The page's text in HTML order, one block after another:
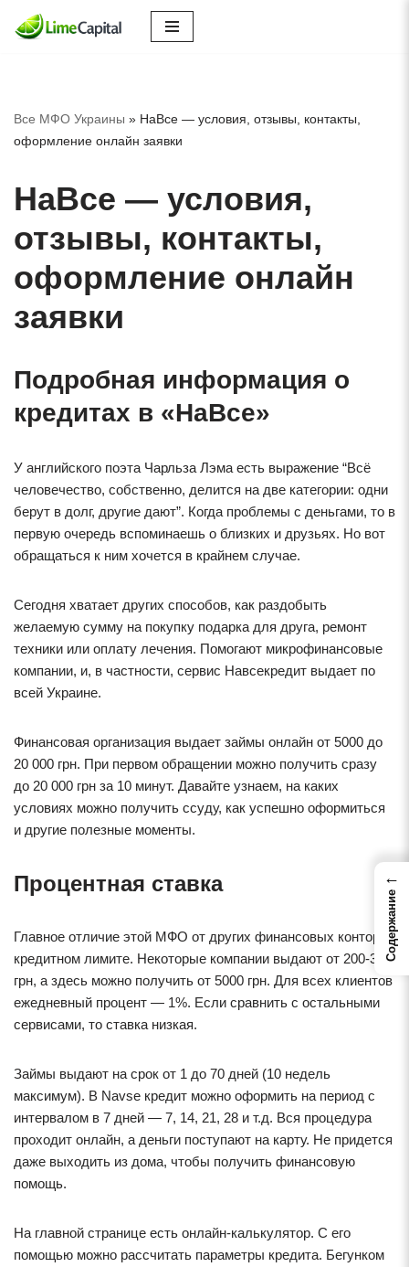
Все МФО Украины » НаВсе — условия, отзывы, контакты,
оформление онлайн заявки
НаВсе — условия,
отзывы, контакты,
оформление онлайн
заявки
Подробная информация о
кредитах в «НаВсе»
У английского поэта Чарльза Лэма есть выражение “Всё
человечество, собственно, делится на две категории: одни
берут в долг, другие дают”. Когда проблемы с деньгами, то в
первую очередь вспоминаешь о близких и друзьях. Но вот
обращаться к ним хочется в крайнем случае.
Сегодня хватает других способов, как раздобыть
желаемую сумму на покупку подарка для друга, ремонт
техники или оплату лечения. Помогают микрофинансовые
компании, и, в частности, сервис Навсекредит выдает по
всей Украине.
Финансовая организация выдает займы онлайн от 5000 до
20 000 грн. При первом обращении можно получить сразу
до 20 000 грн за 10 минут. Давайте узнаем, на каких
условиях можно получить ссуду, как успешно оформиться
и другие полезные моменты.
Процентная ставка
Главное отличие этой МФО от других финансовых контор в
кредитном лимите. Некоторые компании выдают от 200-300
грн, а здесь можно получить от 5000 грн. Для всех клиентов
ежедневный процент — 1%. Если сравнить с остальными
сервисами, то ставка низкая.
Займы выдают на срок от 1 до 70 дней (10 недель
максимум). В Navse кредит можно оформить на период с
интервалом в 7 дней — 7, 14, 21, 28 и т.д. Вся процедура
проходит онлайн, а деньги поступают на карту. Не придется
даже выходить из дома, чтобы получить финансовую
помощь.
На главной странице есть онлайн-калькулятор. С его
помощью можно рассчитать параметры кредита. Бегунком
←
Содержание